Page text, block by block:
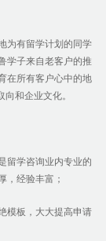
为有留学计划的同学
学子来自老客户的推
在所有客户心中的地
和企业文化。
留学咨询业内专业的
，经验丰富；
模板，大大提高申请